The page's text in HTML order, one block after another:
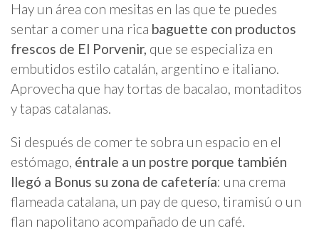
Hay un área con mesitas en las que te puedes
sentar a comer una rica baguette con productos
frescos de El Porvenir, que se especializa en
embutidos estilo catalán, argentino e italiano.
Aprovecha que hay tortas de bacalao, montaditos
y tapas catalanas.
Si después de comer te sobra un espacio en el
estómago, éntrale a un postre porque también
llegó a Bonus su zona de cafetería: una crema
flameada catalana, un pay de queso, tiramisú o un
flan napolitano acompañado de un café.